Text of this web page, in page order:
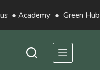
● Academy ● Green Hub